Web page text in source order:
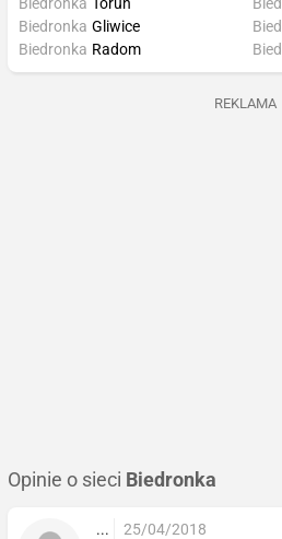
Biedronka Gliwice
Biedronka Radom
REKLAMA
Opinie o sieci Biedronka
... 25/04/2018